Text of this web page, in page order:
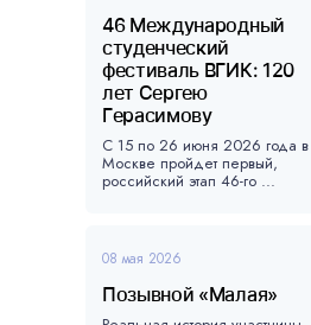
46 Международный
студенческий
фестиваль ВГИК: 120
лет Сергею
Герасимову
С 15 по 26 июня 2026 года в
Москве пройдет первый,
российский этап 46-го ...
08 мая 2026
Позывной «Малая»